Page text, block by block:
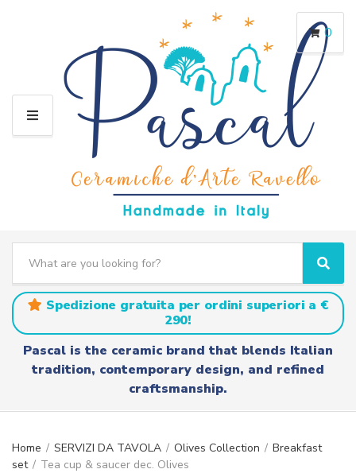
M
a
t
g
a
r
c
h
S
e
a
r
c
h
Spedizione gratuita per ordini superiori a €
290!
Pascal is the ceramic brand that blends Italian
tradition, contemporary design, and refined
craftsmanship.
0
Home / SERVIZI DA TAVOLA / Olives Collection / Breakfast
set / Tea cup & saucer dec. Olives